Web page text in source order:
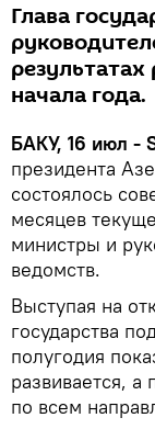
Глава
начала года.
БАКУ, 16 июл -
президента
состоялось
месяцев
министры и
ведомств.
Выступая на
государства
полугодия
развивается,
по всем